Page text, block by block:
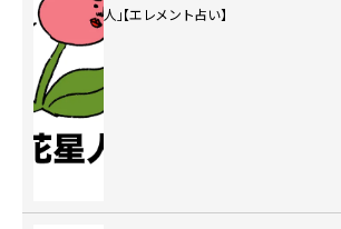
人」【エレメント占い】